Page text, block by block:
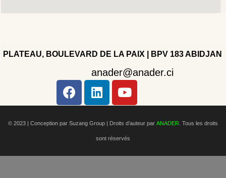
PLATEAU, BOULEVARD DE LA PAIX | BPV 183 ABIDJAN
anader@anader.ci
© 2023 | Conception par Suzang Group | Droits d’auteur par ANADER . Tous les droits
sont réservés
Copyright 2022 - Company - All rights reserved. Powered
by WordPress.